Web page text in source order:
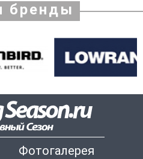
бренды
Фотогалерея